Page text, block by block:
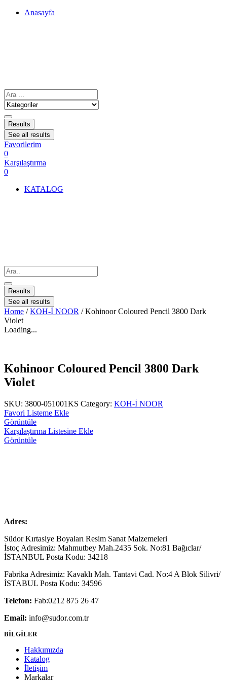
Anasayfa
Results
See all results
Favorilerim
0
Karşılaştırma
0
KATALOG
Results
See all results
Home /KOH-İ NOOR / Kohinoor Coloured Pencil 3800 Dark
Violet
Loading...
Kohinoor Coloured Pencil 3800 Dark
Violet
SKU: 3800-051001KS Category: KOH-İ NOOR
Favori Listeme Ekle
Görüntüle
Karşılaştırma Listesine Ekle
Görüntüle
Adres:
Südor Kırtasiye Boyaları Resim Sanat Malzemeleri
İstoç Adresimiz: Mahmutbey Mah.2435 Sok. No:81 Bağıclar/
İSTANBUL Posta Kodu: 34218
Fabrika Adresimiz: Kavaklı Mah. Tantavi Cad. No:4 A Blok Silivri/
İSTABUL Posta Kodu: 34596
Telefon: Fab:0212 875 26 47
Email: info@sudor.com.tr
BİLGİLER
Hakkımızda
Katalog
İletişim
Markalar